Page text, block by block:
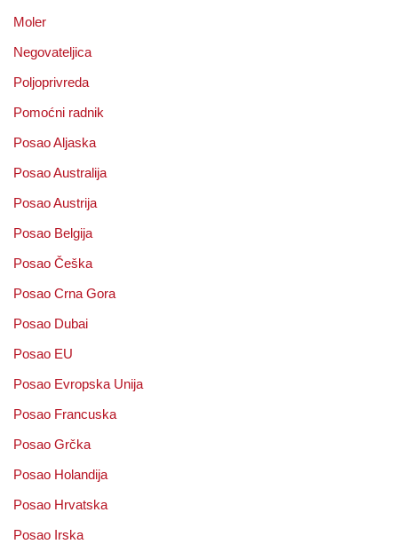
Moler
Negovateljica
Poljoprivreda
Pomoćni radnik
Posao Aljaska
Posao Australija
Posao Austrija
Posao Belgija
Posao Češka
Posao Crna Gora
Posao Dubai
Posao EU
Posao Evropska Unija
Posao Francuska
Posao Grčka
Posao Holandija
Posao Hrvatska
Posao Irska